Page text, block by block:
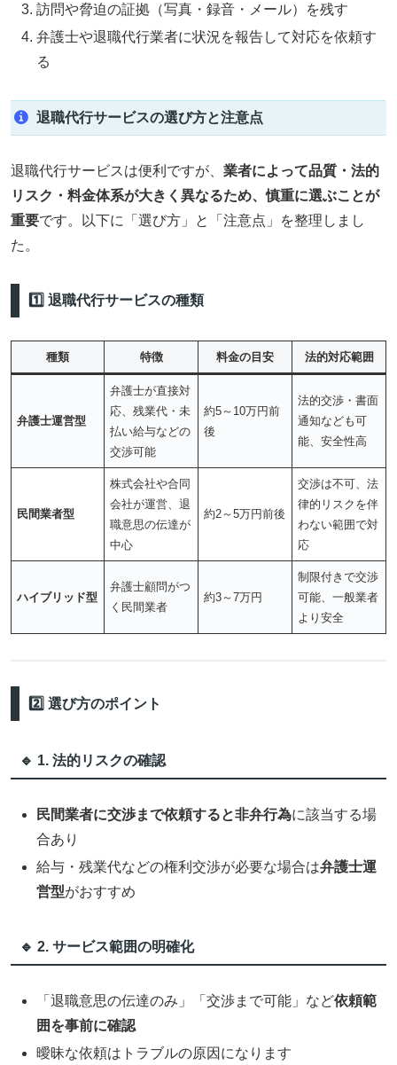
訪問や脅迫の証拠（写真・録音・メール）を残す
弁護士や退職代行業者に状況を報告して対応を依頼す
る
退職代行サービスの選び方と注意点
退職代行サービスは便利ですが、 業者によって品質・法的
リスク・料金体系が大きく異なるため、慎重に選ぶことが
重要です。以下に「選び方」と「注意点」を整理しまし
た。
1️⃣ 退職代行サービスの種類
種類 特徴 料金の目安 法的対応範囲
弁護士運営型
弁護士が直接対
応、残業代・未
払い給与などの
交渉可能
約5～10万円前
後
法的交渉・書面
通知なども可
能、安全性高
民間業者型
株式会社や合同
会社が運営、退
職意思の伝達が
中心
約2～5万円前後
交渉は不可、法
律的リスクを伴
わない範囲で対
応
ハイブリッド型
弁護士顧問がつ
く民間業者
約3～7万円
制限付きで交渉
可能、一般業者
より安全
2️⃣ 選び方のポイント
🔹 1. 法的リスクの確認
民間業者に交渉まで依頼すると非弁行為に該当する場
合あり
給与・残業代などの権利交渉が必要な場合は弁護士運
営型がおすすめ
🔹 2. サービス範囲の明確化
「退職意思の伝達のみ」「交渉まで可能」など依頼範
囲を事前に確認
曖昧な依頼はトラブルの原因になります